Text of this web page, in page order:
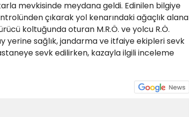
mevkisinde meydana geldi. Edinilen bilgiye
çıkarak yol kenarındaki ağaçlık alana
koltuğunda oturan M.R.Ö. ve yolcu R.Ö.
yerine sağlık, jandarma ve itfaiye ekipleri sevk
sevk edilirken, kazayla ilgili inceleme